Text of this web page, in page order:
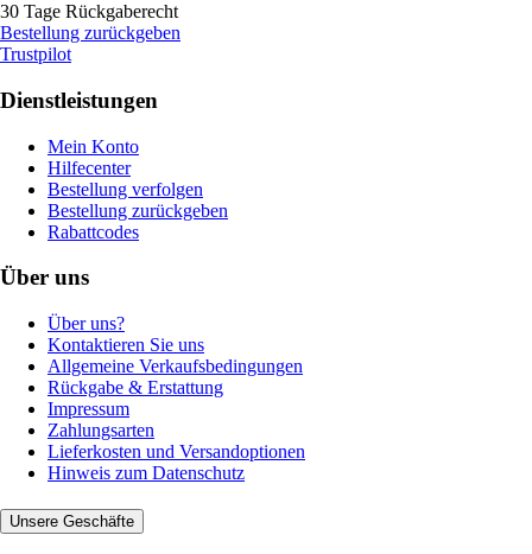
30 Tage Rückgaberecht
Bestellung zurückgeben
Trustpilot
Dienstleistungen
Mein Konto
Hilfecenter
Bestellung verfolgen
Bestellung zurückgeben
Rabattcodes
Über uns
Über uns?
Kontaktieren Sie uns
Allgemeine Verkaufsbedingungen
Rückgabe & Erstattung
Impressum
Zahlungsarten
Lieferkosten und Versandoptionen
Hinweis zum Datenschutz
Unsere Geschäfte